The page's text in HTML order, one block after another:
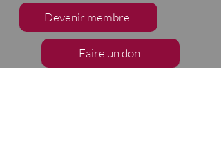
Devenir membre
Faire un don